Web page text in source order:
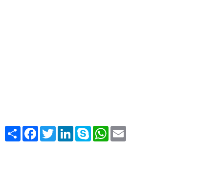
Share FacebookTwitterLinkedInSkype WhatsApp